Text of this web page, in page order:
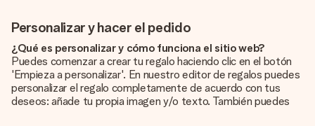
Personalizar y hacer el pedido
¿Qué es personalizar y cómo funciona el sitio web?
Puedes comenzar a crear tu regalo haciendo clic en el botón
'Empieza a personalizar'. En nuestro editor de regalos puedes
personalizar el regalo completamente de acuerdo con tus
deseos: añade tu propia imagen y/o texto. También puedes